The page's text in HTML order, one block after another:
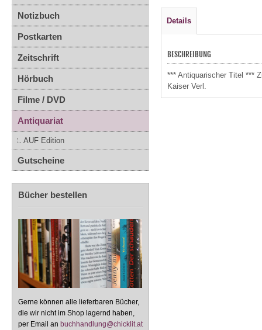
Notizbuch
Postkarten
Zeitschrift
Hörbuch
Filme / DVD
Antiquariat
AUF Edition
Gutscheine
Bücher bestellen
Gerne können alle lieferbaren Bücher,
die wir nicht im Shop lagernd haben,
per Email an buchhandlung@chicklit.at
Details
BESCHREIBUNG
*** Antiquarischer Titel ***
Kaiser Verl.